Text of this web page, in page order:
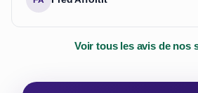
Voir tous les avis de nos